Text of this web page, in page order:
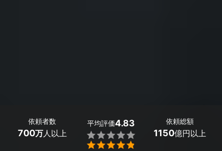
依頼者数
700万人以上
平均評価4.83


依頼総額
1150億円以上